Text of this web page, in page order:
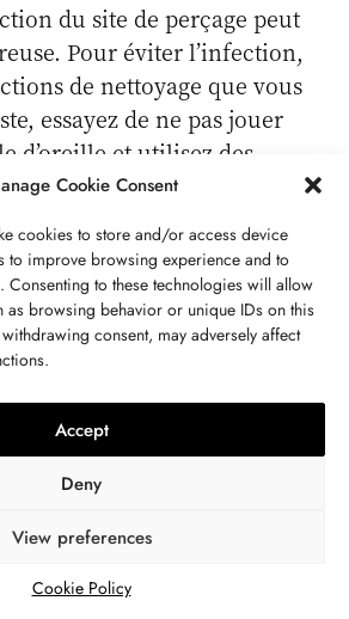
Cookie Consent
cookies to store and/or access device
to improve browsing experience and to
Consenting to these technologies will allow
as browsing behavior or unique IDs on this
consent, may adversely affect
Accept
Deny
View preferences
Cookie Policy
du site de perçage peut
Pour éviter l’infection,
de nettoyage que vous
essayez de ne pas jouer
d’oreille et utilisez des
chirurgicale au début.
Fait-Il Vraiment Disparaître
de vous faire faire un
que vous aimez son aspect
cette section et poursuivez
la suivante. Les effets
que si vous ne savez
est basée sur le fait